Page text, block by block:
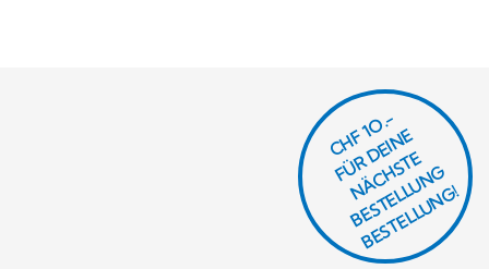
CHF 1O.-
F
Ü
R
D
EI
N
E
N
Ä
C
H
S
T
E
B
E
S
T
E
L
L
U
N
G
B
E
S
T
E
L
L
U
N
G!